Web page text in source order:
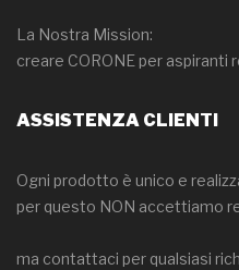
La Nostra Mission:
creare CORONE per aspiranti
ASSISTENZA CLIENTI
Ogni prodotto è unico e
per questo NON accettiamo
ma contattaci per qualsiasi